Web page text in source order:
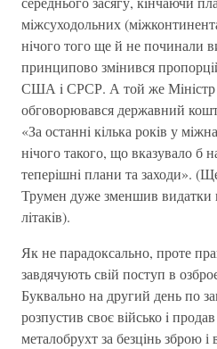
мiжсуходольних
нiчого того ще й не починали
принципово змiнився
США i СРСР. А той же Мiнiстр
обговорювався державний
«За останнi кiлька рокiв у
нiчого такого, що вказувало б
теперiшнi плани та заходи».
Трумен дуже зменшив видатки
лiтакiв).
Як не парадоксально, проте
завдячують свiй поступ в
Буквально на другий день по
розпустив своє вiйсько i
металобрухт за безцiнь зброю